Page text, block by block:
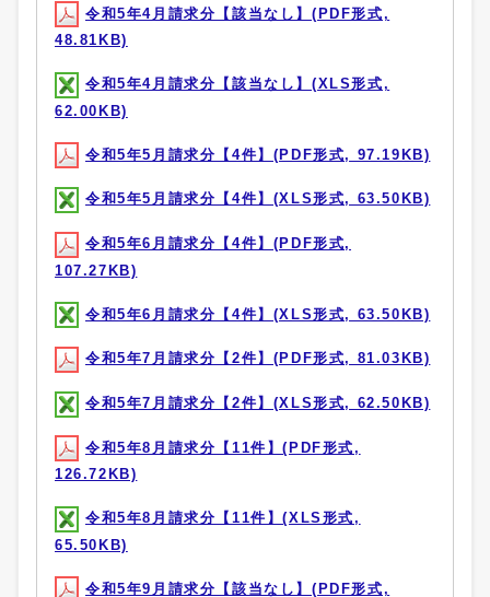
令和5年4月請求分【該当なし】(PDF形式,
48.81KB)
令和5年4月請求分【該当なし】(XLS形式,
62.00KB)
令和5年5月請求分【4件】(PDF形式, 97.19KB)
令和5年5月請求分【4件】(XLS形式, 63.50KB)
令和5年6月請求分【4件】(PDF形式,
107.27KB)
令和5年6月請求分【4件】(XLS形式, 63.50KB)
令和5年7月請求分【2件】(PDF形式, 81.03KB)
令和5年7月請求分【2件】(XLS形式, 62.50KB)
令和5年8月請求分【11件】(PDF形式,
126.72KB)
令和5年8月請求分【11件】(XLS形式,
65.50KB)
令和5年9月請求分【該当なし】(PDF形式,